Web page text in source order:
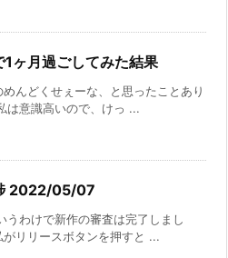
1ヶ月過ごしてみた結果
んどくせぇーな、と思ったことあり
は意識高いので、けっ ...
2022/05/07
うわけで新作の審査は完了しまし
がリリースボタンを押すと ...